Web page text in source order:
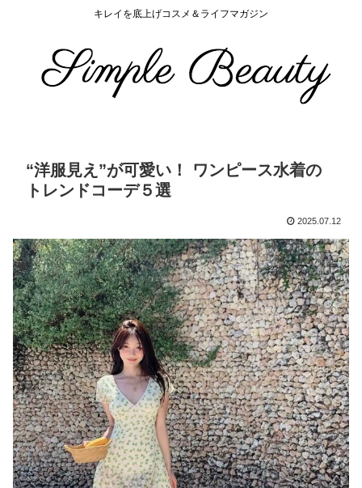
キレイを底上げコスメ＆ライフマガジン
“洋服見え”が可愛い！ ワンピース水着の
トレンドコーデ５選
2025.07.12